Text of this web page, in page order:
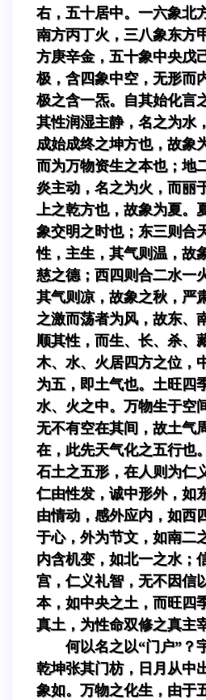
右，五十居中。一六象北
南方丙丁火，三八象东方
方庚辛金，五十象中央戊
极，含四象中空，无形而
极之含一炁。自其始化言
其性润湿主静，名之为水
成始成终之坤方也，故象
而为万物资生之本也；地
炎主动，名之为火，而丽
上之乾方也，故象为夏。
象交明之时也；东三则合
性，主生，其气则温，故
慈之德；西四则合二水一
其气则凉，故象之秋，严
之激而荡者为风，故东、
顺其性，而生、长、杀、
木、水、火居四方之位，
为五，即土气也。土旺四
水、火之中。万物生于空
无不有空在其间，故土气
在，此先天气化之五行也
石土之五形，在人则为仁
仁由性发，诚中形外，如
由情动，感外应内，如西
于心，外为节文，如南二
内含机变，如北一之水；
宫，仁义礼智，无不因信
本，如中央之土，而旺四
真土，为性命双修之真主
何以名之以“门户”？
乾坤张其门枋，日月从中
象如。万物之化生，由于